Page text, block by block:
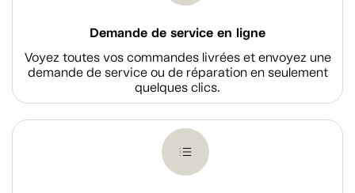
Demande de service en ligne
Voyez toutes vos commandes livrées et envoyez une
demande de service ou de réparation en seulement
quelques clics.